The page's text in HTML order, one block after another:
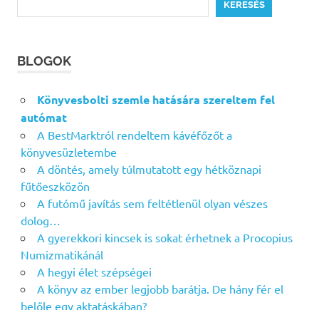
KERESÉS
BLOGOK
Könyvesbolti szemle hatására szereltem fel
autómat
A BestMarktról rendeltem kávéfőzőt a
könyvesüzletembe
A döntés, amely túlmutatott egy hétköznapi
fűtőeszközön
A futómű javítás sem feltétlenül olyan vészes
dolog…
A gyerekkori kincsek is sokat érhetnek a Procopius
Numizmatikánál
A hegyi élet szépségei
A könyv az ember legjobb barátja. De hány fér el
belőle egy aktatáskában?